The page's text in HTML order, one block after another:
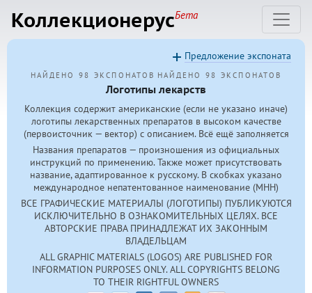
КоллекционерусБета
НАЙДЕНО 98 ЭКСПОНАТОВ НАЙДЕНО 98 ЭКСПОНАТОВ
Логотипы лекарств
Коллекция содержит американские (если не указано иначе)
логотипы лекарственных препаратов в высоком качестве
(первоисточник — вектор) с описанием. Всё ещё заполняется
Названия препаратов — произношения из официальных
инструкций по применению. Также может присутствовать
название, адаптированное к русскому. В скобках указано
международное непатентованное наименование (МНН)
ВСЕ ГРАФИЧЕСКИЕ МАТЕРИАЛЫ (ЛОГОТИПЫ) ПУБЛИКУЮТСЯ
ИСКЛЮЧИТЕЛЬНО В ОЗНАКОМИТЕЛЬНЫХ ЦЕЛЯХ. ВСЕ
АВТОРСКИЕ ПРАВА ПРИНАДЛЕЖАТ ИХ ЗАКОННЫМ
ВЛАДЕЛЬЦАМ
ALL GRAPHIC MATERIALS (LOGOS) ARE PUBLISHED FOR
INFORMATION PURPOSES ONLY. ALL COPYRIGHTS BELONG
TO THEIR RIGHTFUL OWNERS
Предложение экспоната